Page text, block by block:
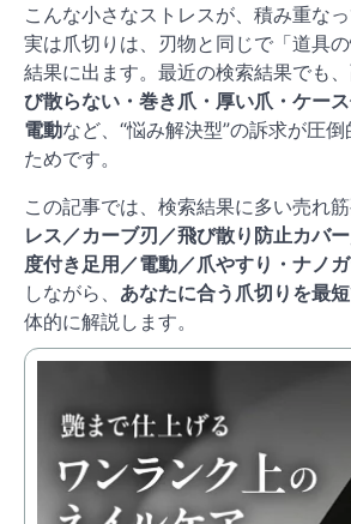
こんな小さなストレスが、積み重な
実は爪切りは、刃物と同じで「道具
結果に出ます。最近の検索結果でも、
び散らない・巻き爪・厚い爪・ケー
電動など、“悩み解決型”の訴求が圧
ためです。
この記事では、検索結果に多い売れ
レス／カーブ刃／飛び散り防止カバ
度付き足用／電動／爪やすり・ナノ
しながら、 あなたに合う爪切りを最
体的に解説します。